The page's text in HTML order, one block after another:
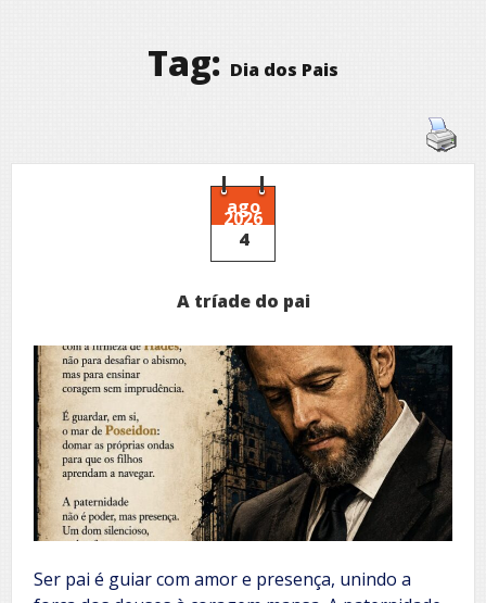
Tag: Dia dos Pais
ago
2026
4
A tríade do pai
Ser pai é guiar com amor e presença, unindo a